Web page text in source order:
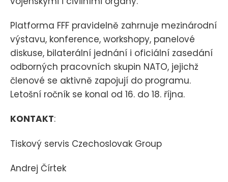
Platforma FFF pravidelně zahrnuje mezinárodní
výstavu, konference, workshopy, panelové
diskuse, bilaterální jednání i oficiální zasedání
odborných pracovních skupin NATO, jejichž
členové se aktivně zapojují do programu.
Letošní ročník se konal od 16. do 18. října.
KONTAKT:
Tiskový servis Czechoslovak Group
Andrej Čírtek